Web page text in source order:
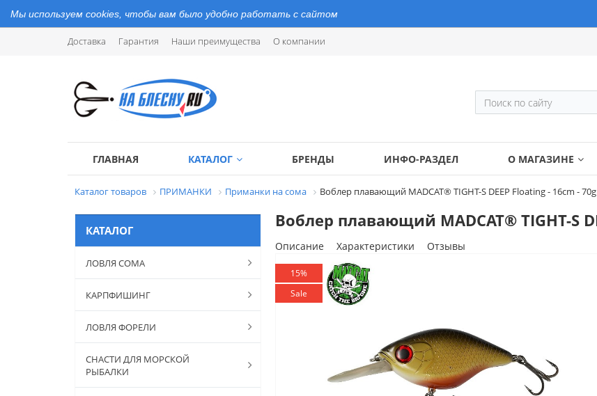
Мы используем cookies, чтобы вам было удобно работать с сайтом
Доставка Гарантия Наши преимущества О компании
ГЛАВНАЯ КАТАЛОГ БРЕНДЫ ИНФО-РАЗДЕЛ О МАГАЗИНЕ
Каталог товаров ПРИМАНКИ Приманки на сома Воблер плавающий MADCAT® TIGHT-S DEEP Floating - 16cm - 70g
КАТАЛОГ
ЛОВЛЯ СОМА
КАРПФИШИНГ
ЛОВЛЯ ФОРЕЛИ
СНАСТИ ДЛЯ МОРСКОЙ
РЫБАЛКИ
Воблер плавающий MADCAT® TIGHT-S
Описание Характеристики Отзывы
15%
Sale